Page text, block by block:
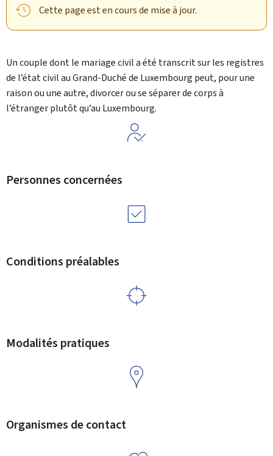
Cette page est en cours de mise à jour.
Un couple dont le mariage civil a été transcrit sur les registres
de l’état civil au Grand-Duché de Luxembourg peut, pour une
raison ou une autre, divorcer ou se séparer de corps à
l’étranger plutôt qu’au Luxembourg.
Personnes concernées
Conditions préalables
Modalités pratiques
Organismes de contact